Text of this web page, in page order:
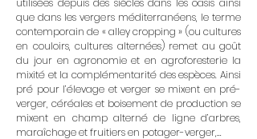
utilisées depuis des siècles dans les oasis ainsi
que dans les vergers méditerranéens, le terme
contemporain de « alley cropping » (ou cultures
en couloirs, cultures alternées) remet au goût
du jour en agronomie et en agroforesterie la
mixité et la complémentarité des espèces. Ainsi
pré pour l’élevage et verger se mixent en pré-
verger, céréales et boisement de production se
mixent en champ alterné de ligne d’arbres,
maraîchage et fruitiers en potager-verger,…